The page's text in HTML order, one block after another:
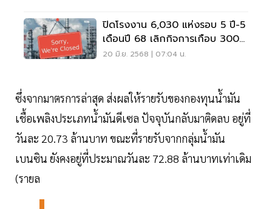
ปิดโรงงาน 6,030 แห่งรอบ 5 ปี-5
เดือนปี 68 เลิกกิจการเกือบ 300
แห่ง
20 มิ.ย. 2568 | 07:04 น.
ซึ่งจากมาตรการล่าสุด ส่งผลให้รายรับของกองทุนน้ำมัน
เชื้อเพลิงประเภทน้ำมันดีเซล ปัจจุบันกลับมาติดลบ อยู่ที่
วันละ 20.73 ล้านบาท ขณะที่รายรับจากกลุ่มน้ำมัน
เบนซิน ยังคงอยู่ที่ประมาณวันละ 72.88 ล้านบาทเท่าเดิม
(รายล